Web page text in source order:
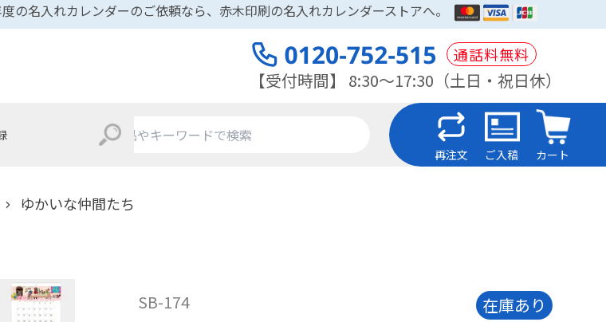
名入れカレンダーのご依頼なら、赤木印刷の名入れカレンダーストアへ。
通話料無料
【受付時間】 8:30～17:30（土日・祝日休）
再注文
ご入稿 カート
ゆかいな仲間たち
SB-174 在庫あり